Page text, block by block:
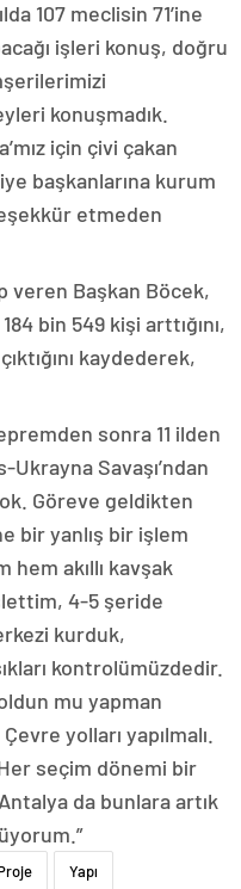
107 meclisin 71’ine
işleri konuş, doğru
konuşmadık.
için çivi çakan
başkanlarına kurum
etmeden
veren Başkan Böcek,
bin 549 kişi arttığını,
kaydederek,
sonra 11 ilden
Ukrayna Savaşı’ndan
Göreve geldikten
bir yanlış bir işlem
hem akıllı kavşak
4-5 şeride
kurduk,
kontrolümüzdedir.
mu yapman
yolları yapılmalı.
Her seçim dönemi bir
da bunlara artık
Yapı